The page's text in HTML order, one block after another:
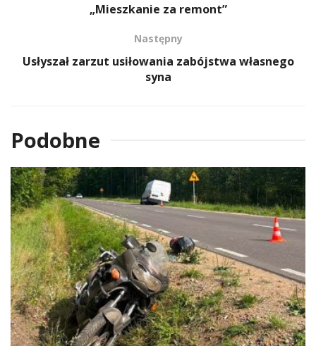
„Mieszkanie za remont”
Następny
Usłyszał zarzut usiłowania zabójstwa własnego
syna
Podobne